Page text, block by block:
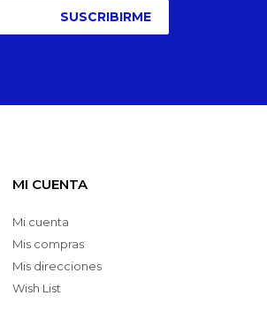
MI CUENTA
Mi cuenta
Mis compras
Mis direcciones
Wish List
SUSCRIBIRME